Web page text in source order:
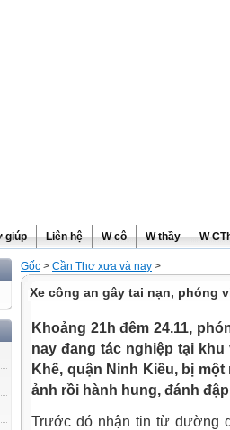
giúp Liên hệ W cô W thầy W
Gốc > Cần Thơ xưa và nay >
Xe công an gây tai nạn, phóng
Khoảng 21h đêm 24.11,
nay đang tác nghiệp tại
Khế, quận Ninh Kiều, bị
ảnh rồi hành hung, đánh
Trước đó nhận tin từ đường